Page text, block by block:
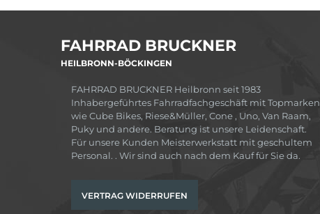
FAHRRAD BRUCKNER
HEILBRONN-BÖCKINGEN
FAHRRAD BRUCKNER Heilbronn seit 1983
Inhabergeführtes Fahrradfachgeschäft mit Topmarken
wie Cube Bikes, Riese&Müller, Cone , Uno, Van Raam,
Puky und andere. Beratung ist unsere Leidenschaft.
Für unsere Kunden Meisterwerkstatt mit geschultem
Personal. . Wir sind auch nach dem Kauf für Sie da.
VERTRAG WIDERRUFEN